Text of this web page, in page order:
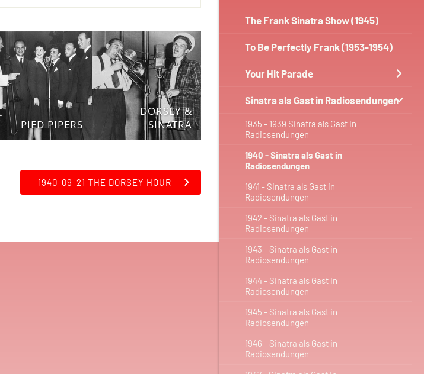
The Frank Sinatra Show (1945)
To Be Perfectly Frank (1953-1954)
Your Hit Parade
Sinatra als Gast in Radiosendungen
1935 - 1939 Sinatra als Gast in
Radiosendungen
1940 - Sinatra als Gast in
Radiosendungen
1941 - Sinatra als Gast in
Radiosendungen
1942 - Sinatra als Gast in
Radiosendungen
1943 - Sinatra als Gast in
Radiosendungen
1944 - Sinatra als Gast in
Radiosendungen
1945 - Sinatra als Gast in
Radiosendungen
1946 - Sinatra als Gast in
Radiosendungen
PIED PIPERS
DORSEY &
SINATRA
1940-09-21 THE DORSEY HOUR